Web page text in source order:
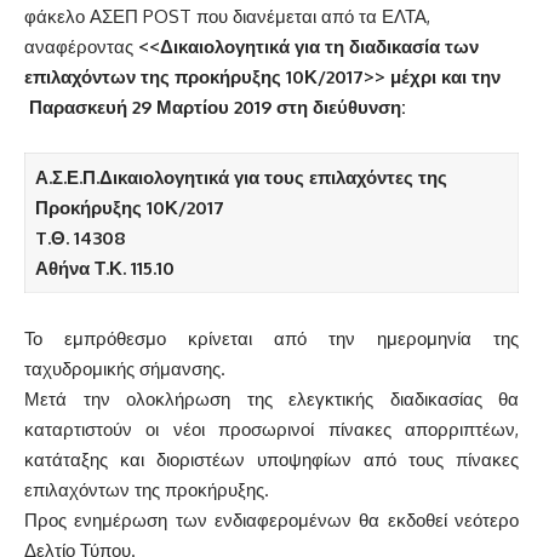
φάκελο ΑΣΕΠ POST που διανέμεται από τα ΕΛΤΑ,
αναφέροντας <<Δικαιολογητικά για τη διαδικασία των
επιλαχόντων της προκήρυξης 10Κ/2017>> μέχρι και την
Παρασκευή 29 Μαρτίου 2019 στη διεύθυνση:
Α.Σ.Ε.Π.Δικαιολογητικά για τους επιλαχόντες της
Προκήρυξης 10Κ/2017
T.Θ. 14308
Αθήνα Τ.Κ. 115.10
Το εμπρόθεσμο κρίνεται από την ημερομηνία της
ταχυδρομικής σήμανσης.
Μετά την ολοκλήρωση της ελεγκτικής διαδικασίας θα
καταρτιστούν οι νέοι προσωρινοί πίνακες απορριπτέων,
κατάταξης και διοριστέων υποψηφίων από τους πίνακες
επιλαχόντων της προκήρυξης.
Προς ενημέρωση των ενδιαφερομένων θα εκδοθεί νεότερο
Δελτίο Τύπου.